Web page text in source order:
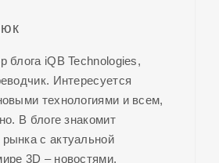
блога iQB Technologies,
Интересуется
технологиями и всем,
В блоге знакомит
с актуальной
3D – новостями,